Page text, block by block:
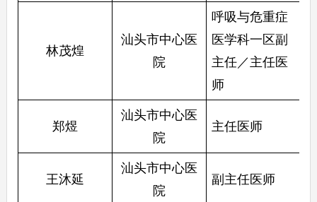
林茂煌
汕头市中心医
院
呼吸与危重症
医学科一区副
主任／主任医
师
郑煜
汕头市中心医
院
主任医师
王沐延
汕头市中心医
院
副主任医师